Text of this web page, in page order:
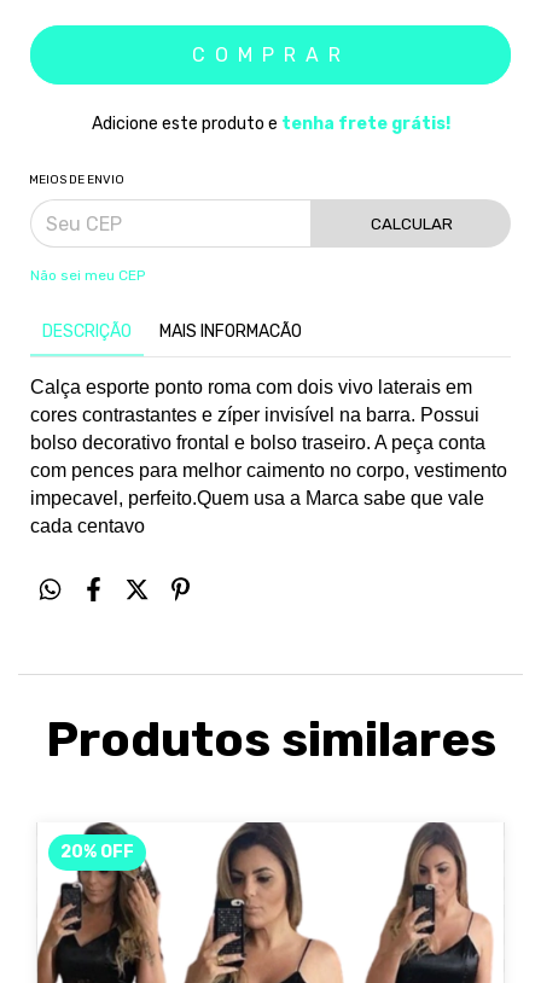
Adicione este produto e tenha frete grátis!
MEIOS DE ENVIO
CALCULAR
Não sei meu CEP
DESCRIÇÃO MAIS INFORMACÃO
Calça esporte ponto roma com dois vivo laterais em
cores contrastantes e zíper invisível na barra. Possui
bolso decorativo frontal e bolso traseiro. A peça conta
com pences para melhor caimento no corpo, vestimento
impecavel, perfeito.Quem usa a Marca sabe que vale
cada centavo
Produtos similares
20% OFF